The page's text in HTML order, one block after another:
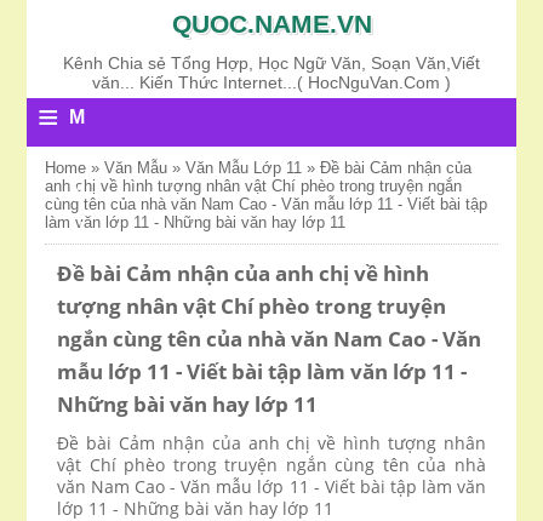
QUOC.NAME.VN
Kênh Chia sẻ Tổng Hợp, Học Ngữ Văn, Soạn Văn,Viết
văn... Kiến Thức Internet...( HocNguVan.Com )
≡
M
N
U
Home »Văn Mẫu »Văn Mẫu Lớp 11 »Đề bài Cảm nhận của
anh chị về hình tượng nhân vật Chí phèo trong truyện ngắn
cùng tên của nhà văn Nam Cao - Văn mẫu lớp 11 - Viết bài tập
làm văn lớp 11 - Những bài văn hay lớp 11
Đề bài Cảm nhận của anh chị về hình
tượng nhân vật Chí phèo trong truyện
ngắn cùng tên của nhà văn Nam Cao - Văn
mẫu lớp 11 - Viết bài tập làm văn lớp 11 -
Những bài văn hay lớp 11
Đề bài Cảm nhận của anh chị về hình tượng nhân
vật Chí phèo trong truyện ngắn cùng tên của nhà
văn Nam Cao - Văn mẫu lớp 11 - Viết bài tập làm văn
lớp 11 - Những bài văn hay lớp 11